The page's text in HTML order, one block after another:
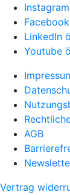
LinkedIn
Youtube
AGB
Vertrag